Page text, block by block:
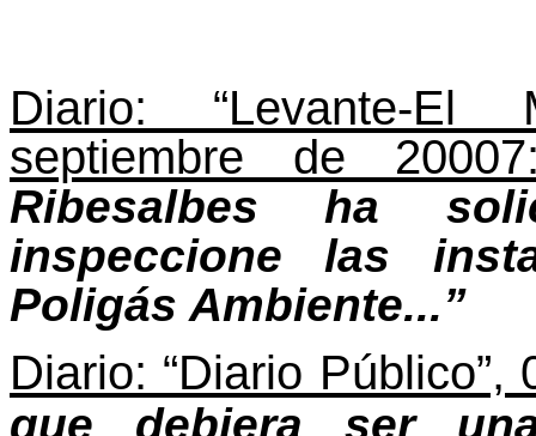
Diario: “Levante-El
septiembre de
Ribesalbes ha
inspeccione las
Poligás Ambiente...”
Diario: “Diario
que debiera ser